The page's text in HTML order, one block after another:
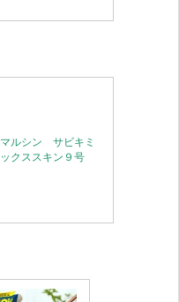
マルシン サビキミ
ックススキン９号